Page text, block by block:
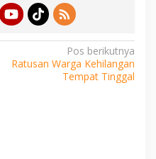
Pos berikutnya
Ratusan Warga Kehilangan
Tempat Tinggal